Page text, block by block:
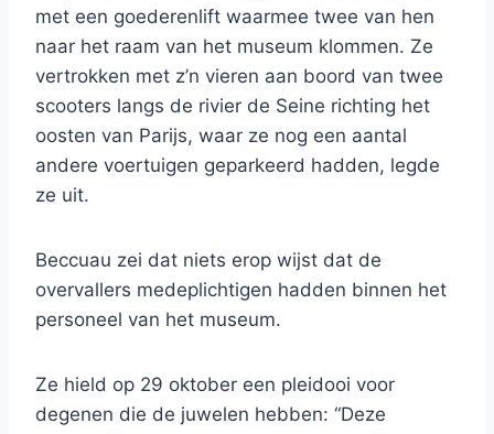
met een goederenlift waarmee twee van hen
naar het raam van het museum klommen. Ze
vertrokken met z’n vieren aan boord van twee
scooters langs de rivier de Seine richting het
oosten van Parijs, waar ze nog een aantal
andere voertuigen geparkeerd hadden, legde
ze uit.
Beccuau zei dat niets erop wijst dat de
overvallers medeplichtigen hadden binnen het
personeel van het museum.
Ze hield op 29 oktober een pleidooi voor
degenen die de juwelen hebben: “Deze